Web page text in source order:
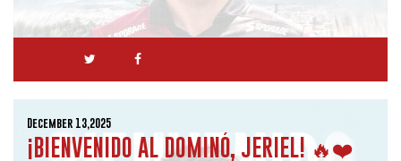
December 13,2025
¡BIENVENIDO AL DOMINÓ, JERIEL! 🔥❤️